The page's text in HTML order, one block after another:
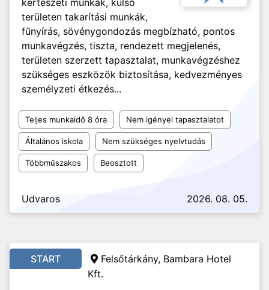
kertészeti munkák, külső
területen takarítási munkák,
fűnyírás, sövénygondozás megbízható, pontos
munkavégzés, tiszta, rendezett megjelenés,
területen szerzett tapasztalat, munkavégzéshez
szükséges eszközök biztosítása, kedvezményes
személyzeti étkezés...
Teljes munkaidő 8 óra Nem igényel tapasztalatot
Általános iskola Nem szükséges nyelvtudás
Többműszakos Beosztott
Udvaros 2026. 08. 05.
START
Felsőtárkány, Bambara Hotel
Kft.